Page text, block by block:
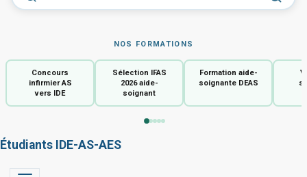
NOS FORMATIONS
Concours
infirmier AS
vers IDE
Sélection IFAS
2026 aide-
soignant
Formation aide-
soignante DEAS
Étudiants IDE-AS-AES